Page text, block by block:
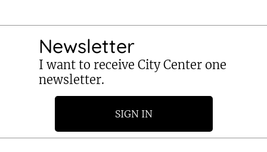
Newsletter
I want to receive City Center one
newsletter.
SIGN IN